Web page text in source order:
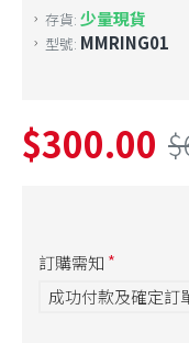
存貨: 少量現貨
型號: MMRING01
$300.00
訂購需知
成功付款及確定訂